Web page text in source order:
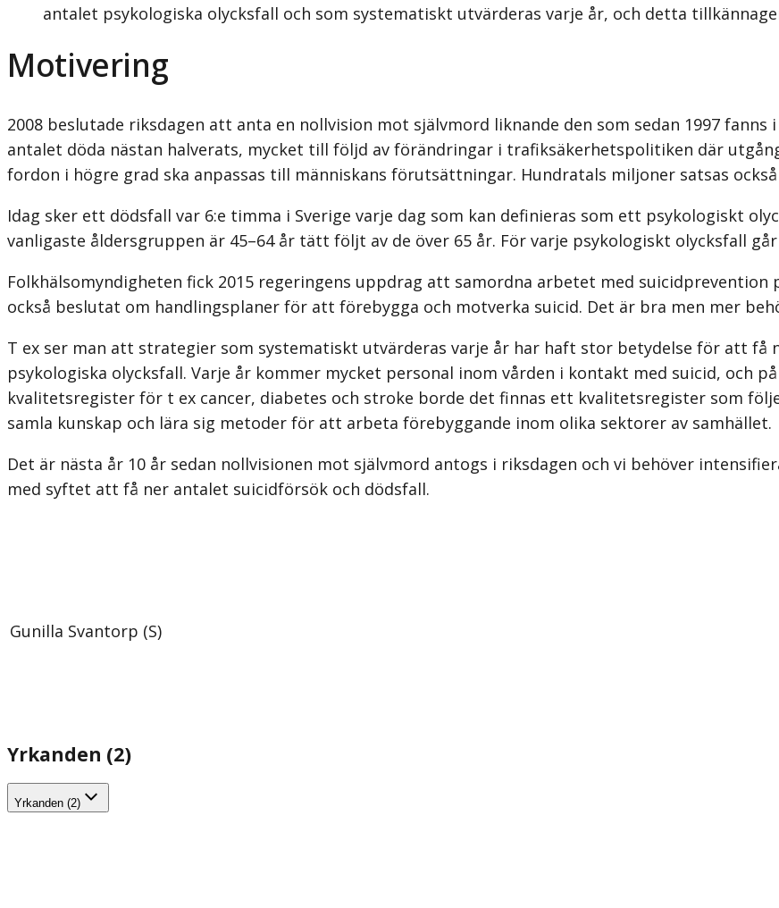
antalet psykologiska olycksfall och som systematiskt utvärderas varje år, och detta
Motivering
2008 beslutade riksdagen att anta en nollvision mot självmord liknande den som sedan 1997
antalet döda nästan halverats, mycket till följd av förändringar i trafiksäkerhetspolitiken där
fordon i högre grad ska anpassas till människans förutsättningar. Hundratals miljoner satsas
Idag sker ett dödsfall var 6:e timma i Sverige varje dag som kan definieras som ett psykologiskt
vanligaste åldersgruppen är 45–64 år tätt följt av de över 65 år. För varje psykologiskt olycksfall
Folkhälsomyndigheten fick 2015 regeringens uppdrag att samordna arbetet med
också beslutat om handlingsplaner för att förebygga och motverka suicid. Det är bra men mer
T ex ser man att strategier som systematiskt utvärderas varje år har haft stor betydelse för att få
psykologiska olycksfall. Varje år kommer mycket personal inom vården i kontakt med suicid, och
kvalitetsregister för t ex cancer, diabetes och stroke borde det finnas ett kvalitetsregister som
samla kunskap och lära sig metoder för att arbeta förebyggande inom olika sektorer av samhället.
Det är nästa år 10 år sedan nollvisionen mot självmord antogs i riksdagen och vi behöver
med syftet att få ner antalet suicidförsök och dödsfall.
Gunilla Svantorp (S)
Yrkanden (2)
Yrkanden (2)